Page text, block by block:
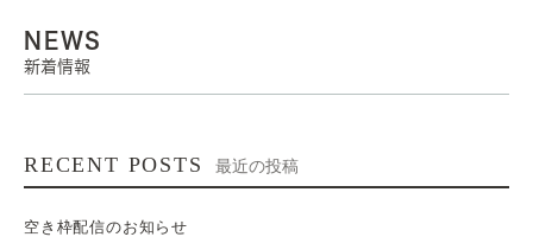
NEWS
新着情報
RECENT POSTS 最近の投稿
空き枠配信のお知らせ